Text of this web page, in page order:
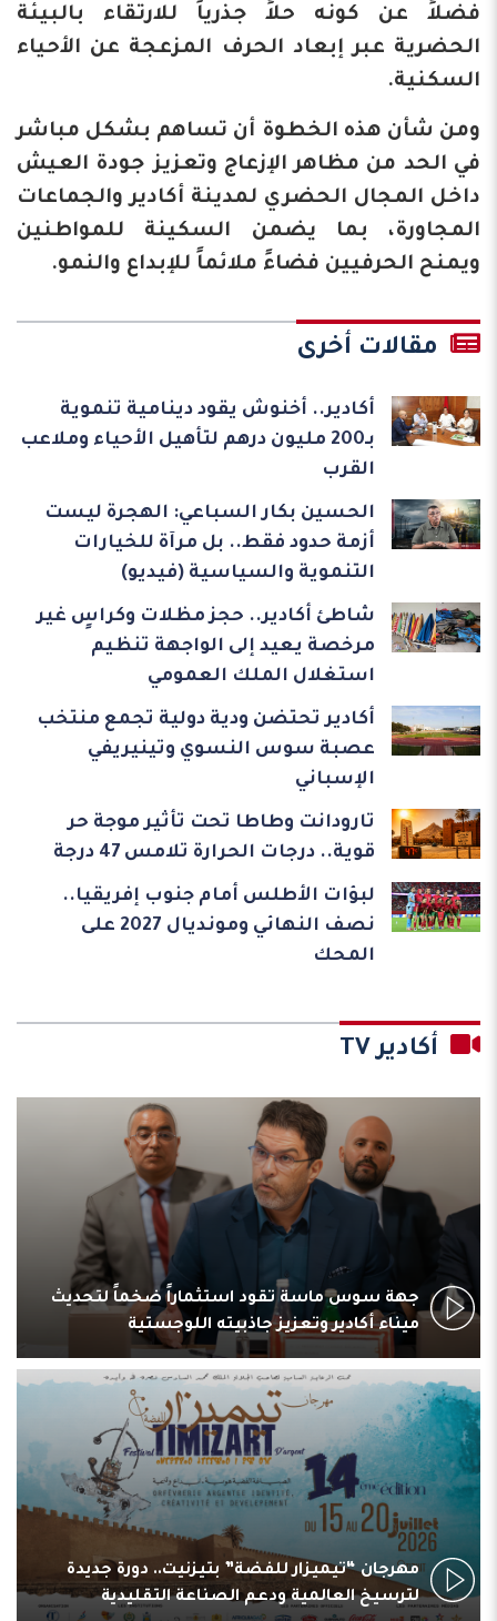
فضلاً عن كونه حلاً جذرياً للارتقاء بالبيئة
الحضرية عبر إبعاد الحرف المزعجة عن الأحياء
السكنية.
ومن شأن هذه الخطوة أن تساهم بشكل مباشر
في الحد من مظاهر الإزعاج وتعزيز جودة العيش
داخل المجال الحضري لمدينة أكادير والجماعات
المجاورة، بما يضمن السكينة للمواطنين
ويمنح الحرفيين فضاءً ملائماً للإبداع والنمو.
مقالات أخرى
أكادير.. أخنوش يقود دينامية تنموية
بـ200 مليون درهم لتأهيل الأحياء وملاعب
القرب
الحسين بكار السباعي: الهجرة ليست
أزمة حدود فقط.. بل مرآة للخيارات
التنموية والسياسية (فيديو)
شاطئ أكادير.. حجز مظلات وكراسٍ غير
مرخصة يعيد إلى الواجهة تنظيم
استغلال الملك العمومي
أكادير تحتضن ودية دولية تجمع منتخب
عصبة سوس النسوي وتينيريفي
الإسباني
تارودانت وطاطا تحت تأثير موجة حر
قوية.. درجات الحرارة تلامس 47 درجة
لبؤات الأطلس أمام جنوب إفريقيا..
نصف النهائي ومونديال 2027 على
المحك
أكادير TV
جهة سوس ماسة تقود استثماراً ضخماً لتحديث
ميناء أكادير وتعزيز جاذبيته اللوجستية
مهرجان “تيميزار للفضة” بتيزنيت.. دورة جديدة
لترسيخ العالمية ودعم الصناعة التقليدية